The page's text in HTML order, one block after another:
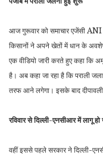
आज गुरूवार को समाचार एजेंसी ANI
किसानों ने अपने खेतों में धान के
एक वीडियो जारी करते हुए कहा
है। अब कहा जा रहा है कि पराली
तरफ आने लगेगा। इसके बाद
रविवार से दिल्ली-एनसीआर में लागू हो
वहीं इससे पहले सरकार ने दिल्ली-